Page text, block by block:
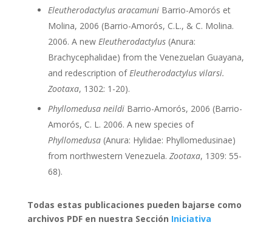
Eleutherodactylus aracamuniBarrio-Amorós et
Molina, 2006 (Barrio-Amorós, C.L., & C. Molina.
2006. A new Eleutherodactylus(Anura:
Brachycephalidae) from the Venezuelan Guayana,
and redescription of Eleutherodactylus vilarsi.
Zootaxa, 1302: 1-20).
Phyllomedusa neildiBarrio-Amorós, 2006 (Barrio-
Amorós, C. L. 2006. A new species of
Phyllomedusa(Anura: Hylidae: Phyllomedusinae)
from northwestern Venezuela. Zootaxa, 1309: 55-
68).
Todas estas publicaciones pueden bajarse como
archivos PDF en nuestra Sección Iniciativa